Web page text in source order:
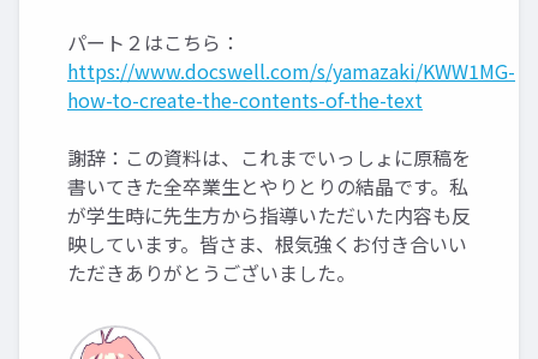
パート２はこちら：
https://www.docswell.com/s/yamazaki/KWW1MG-
how-to-create-the-contents-of-the-text
謝辞：この資料は、これまでいっしょに原稿を
書いてきた全卒業生とやりとりの結晶です。私
が学生時に先生方から指導いただいた内容も反
映しています。皆さま、根気強くお付き合いい
ただきありがとうございました。